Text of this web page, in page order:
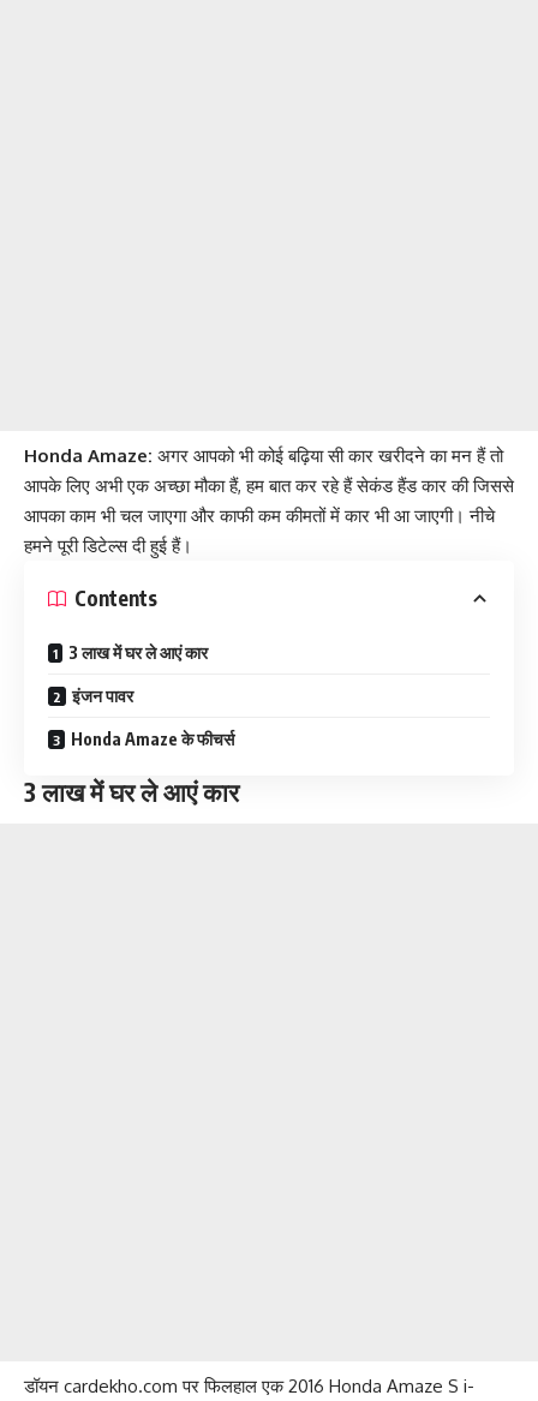
Honda Amaze: अगर आपको भी कोई बढ़िया सी कार खरीदने का मन हैं तो
आपके लिए अभी एक अच्छा मौका हैं, हम बात कर रहे हैं सेकंड हैंड कार की जिससे
आपका काम भी चल जाएगा और काफी कम कीमतों में कार भी आ जाएगी। नीचे
हमने पूरी डिटेल्स दी हुई हैं।
Contents
3 लाख में घर ले आएं कार
इंजन पावर
Honda Amaze के फीचर्स
3 लाख में घर ले आएं कार
डॉयन cardekho.com पर फिलहाल एक 2016 Honda Amaze S i-